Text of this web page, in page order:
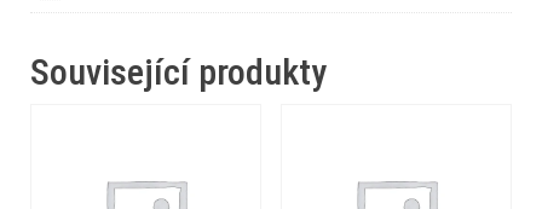
Související produkty